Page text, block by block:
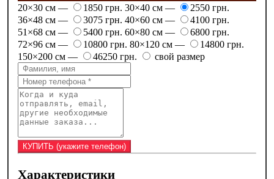
20×30 см — 1850 грн. 30×40 см —
2550 грн.
36×48 см —
3075 грн. 40×60 см —
4100 грн.
51×68 см —
5400 грн. 60×80 см —
6800 грн.
72×96 см —
10800 грн. 80×120 см —
14800 грн.
150×200 см —
46250 грн. свой размер
Характеристики